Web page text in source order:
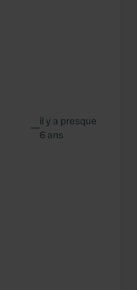
—il y a presque
6 ans